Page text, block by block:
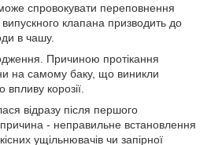
спровокувати переповнення
клапана призводить до
в чашу.
Причиною протікання
на самому баку, що виникли
впливу корозії.
відразу після першого
причина - неправильне встановлення
ущільнювачів чи запірної